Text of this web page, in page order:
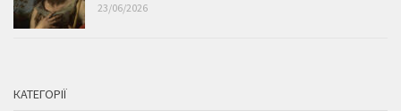
23/06/2026
КАТЕГОРІЇ